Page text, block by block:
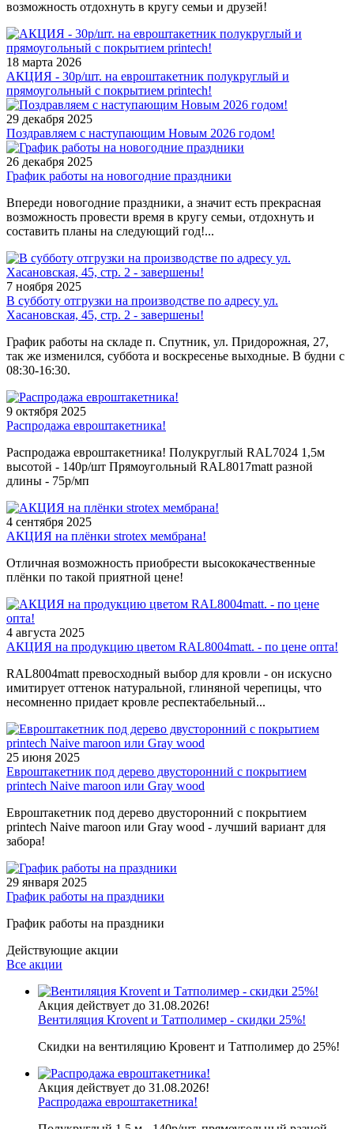
возможность отдохнуть в кругу семьи и друзей!
18 марта 2026
АКЦИЯ - 30р/шт. на евроштакетник полукруглый и
прямоугольный с покрытием printech!
29 декабря 2025
Поздравляем с наступающим Новым 2026 годом!
26 декабря 2025
График работы на новогодние праздники
Впереди новогодние праздники, а значит есть прекрасная
возможность провести время в кругу семьи, отдохнуть и
составить планы на следующий год!...
7 ноября 2025
В субботу отгрузки на производстве по адресу ул.
Хасановская, 45, стр. 2 - завершены!
График работы на складе п. Спутник, ул. Придорожная, 27,
так же изменился, суббота и воскресенье выходные. В будни с
08:30-16:30.
9 октября 2025
Распродажа евроштакетника!
Распродажа евроштакетника! Полукруглый RAL7024 1,5м
высотой - 140р/шт Прямоугольный RAL8017matt разной
длины - 75р/мп
4 сентября 2025
АКЦИЯ на плёнки strotex мембрана!
Отличная возможность приобрести высококачественные
плёнки по такой приятной цене!
4 августа 2025
АКЦИЯ на продукцию цветом RAL8004matt. - по цене опта!
RAL8004matt превосходный выбор для кровли - он искусно
имитирует оттенок натуральной, глиняной черепицы, что
несомненно придает кровле респектабельный...
25 июня 2025
Евроштакетник под дерево двусторонний с покрытием
printech Naive maroon или Gray wood
Евроштакетник под дерево двусторонний с покрытием
printech Naive maroon или Gray wood - лучший вариант для
забора!
29 января 2025
График работы на праздники
График работы на праздники
Действующие акции
Все акции
Акция действует до 31.08.2026!
Вентиляция Krovent и Татполимер - скидки 25%!
Скидки на вентиляцию Кровент и Татполимер до 25%!
Акция действует до 31.08.2026!
Распродажа евроштакетника!